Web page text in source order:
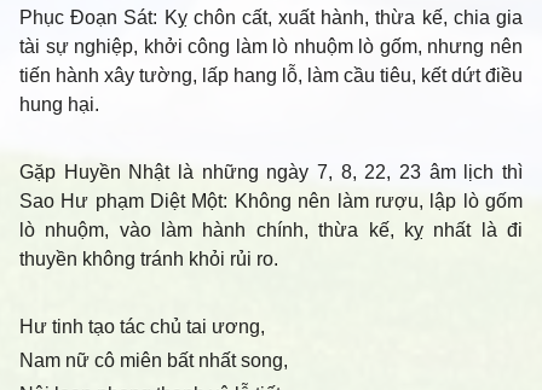
Phục Đoạn Sát: Kỵ chôn cất, xuất hành, thừa kế, chia gia
tài sự nghiệp, khởi công làm lò nhuộm lò gốm, nhưng nên
tiến hành xây tường, lấp hang lỗ, làm cầu tiêu, kết dứt điều
hung hại.
Gặp Huyền Nhật là những ngày 7, 8, 22, 23 âm lịch thì
Sao Hư phạm Diệt Một: Không nên làm rượu, lập lò gốm
lò nhuộm, vào làm hành chính, thừa kế, kỵ nhất là đi
thuyền không tránh khỏi rủi ro.
Hư tinh tạo tác chủ tai ương,
Nam nữ cô miên bất nhất song,